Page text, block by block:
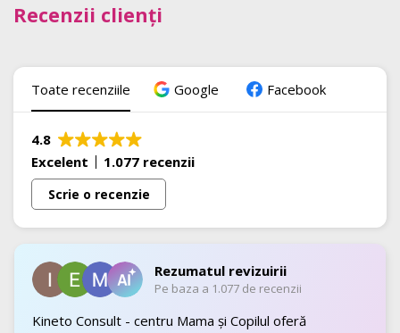
Recenzii clienți
Toate recenziile Google Facebook
4.8
Excelent
1.077 recenzii
Scrie o recenzie
Rezumatul revizuirii
Pe baza a 1.077 de recenzii
Kineto Consult - centru Mama și Copilul oferă